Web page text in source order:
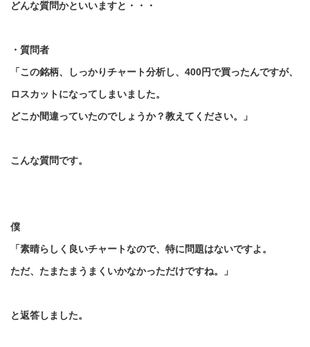
どんな質問かといいますと・・・
・質問者
「この銘柄、しっかりチャート分析し、 400円で買ったんですが、
ロスカットになってしまいました。
どこか間違っていたのでしょうか？教えてください。」
こんな質問です。
僕
「素晴らしく良いチャートなので、特に問題はないですよ。
ただ、たまたまうまくいかなかっただけですね。」
と返答しました。